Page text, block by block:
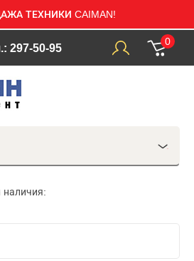
ТЕХНИКИ CAIMAN!
297-50-95
0
наличия: